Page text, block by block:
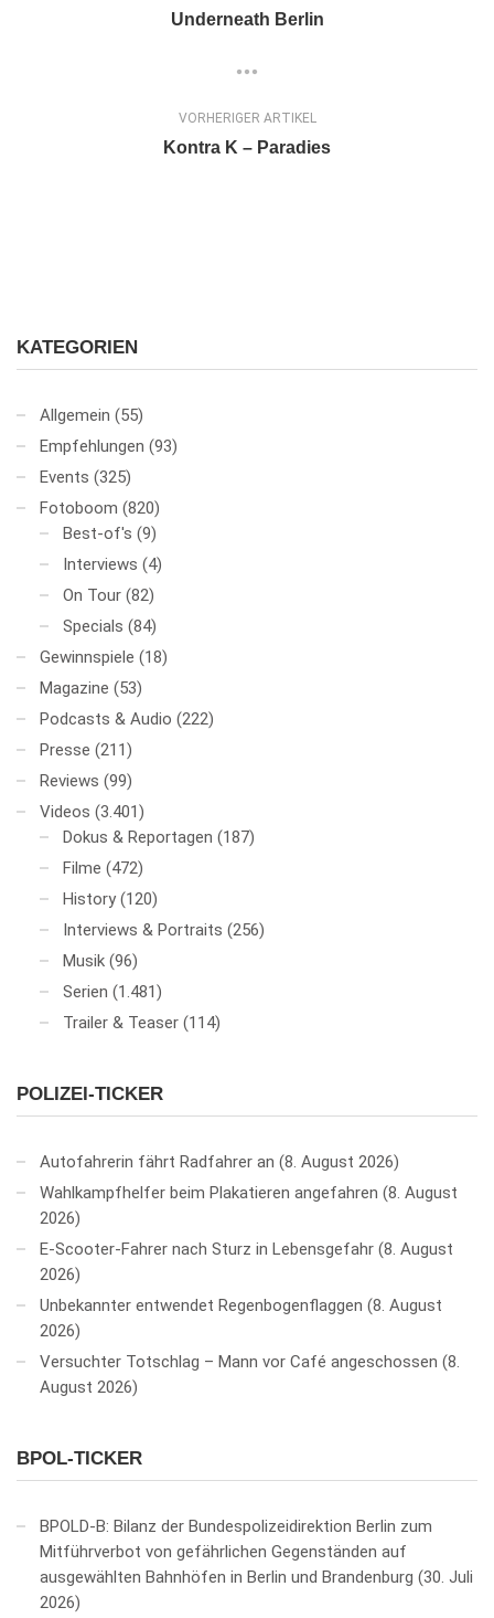
Underneath Berlin
VORHERIGER ARTIKEL
Kontra K – Paradies
KATEGORIEN
Allgemein (55)
Empfehlungen (93)
Events (325)
Fotoboom (820)
Best-of's (9)
Interviews (4)
On Tour (82)
Specials (84)
Gewinnspiele (18)
Magazine (53)
Podcasts & Audio (222)
Presse (211)
Reviews (99)
Videos (3.401)
Dokus & Reportagen (187)
Filme (472)
History (120)
Interviews & Portraits (256)
Musik (96)
Serien (1.481)
Trailer & Teaser (114)
POLIZEI-TICKER
Autofahrerin fährt Radfahrer an 8. August 2026
Wahlkampfhelfer beim Plakatieren angefahren 8. August
2026
E-Scooter-Fahrer nach Sturz in Lebensgefahr 8. August
2026
Unbekannter entwendet Regenbogenflaggen 8. August
2026
Versuchter Totschlag – Mann vor Café angeschossen 8.
August 2026
BPOL-TICKER
BPOLD-B: Bilanz der Bundespolizeidirektion Berlin zum
Mitführverbot von gefährlichen Gegenständen auf
ausgewählten Bahnhöfen in Berlin und Brandenburg 30. Juli
2026